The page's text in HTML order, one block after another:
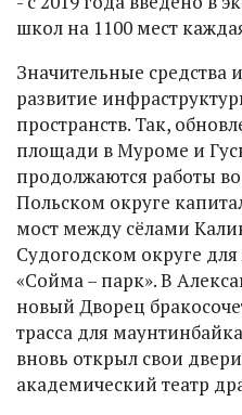
школ на 1100 мест
Значительные средства
развитие
пространств. Так,
площади в Муроме и
продолжаются работы
Польском округе
мост между сёлами
Судогодском округе
«Сойма – парк». В
новый Дворец
трасса для
вновь открыл свои
академический театр